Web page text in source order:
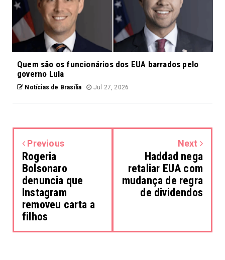
Quem são os funcionários dos EUA barrados pelo
governo Lula
Notícias de Brasília Jul 27, 2026
Previous
Rogeria
Bolsonaro
denuncia que
Instagram
removeu carta a
filhos
Next
Haddad nega
retaliar EUA com
mudança de regra
de dividendos